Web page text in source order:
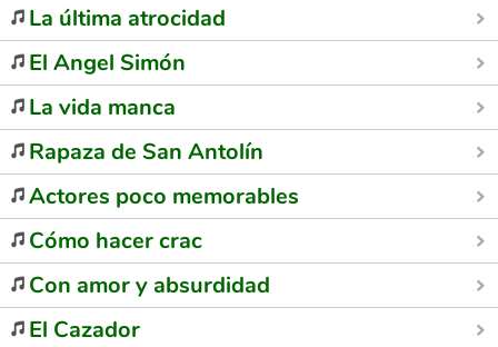
La última atrocidad
El Angel Simón
La vida manca
Rapaza de San Antolín
Actores poco memorables
Cómo hacer crac
Con amor y absurdidad
El Cazador